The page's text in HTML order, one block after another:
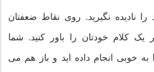
نادیده نگیرید. روی نقاط ضعفتان
یک کلام خودتان را باور کنید. شما
به خوبی انجام داده اید و باز هم می